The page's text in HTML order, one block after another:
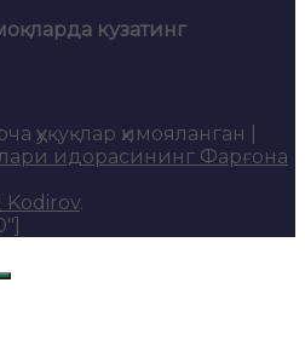
кузатинг
ҳуқуқлар ҳимояланган |
идорасининг Фарғона
Kodirov.